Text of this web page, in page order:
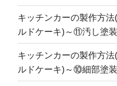
キッチンカーの製作方
ルドケーキ)～⑪汚し塗
キッチンカーの製作方
ルドケーキ)～⑩細部塗